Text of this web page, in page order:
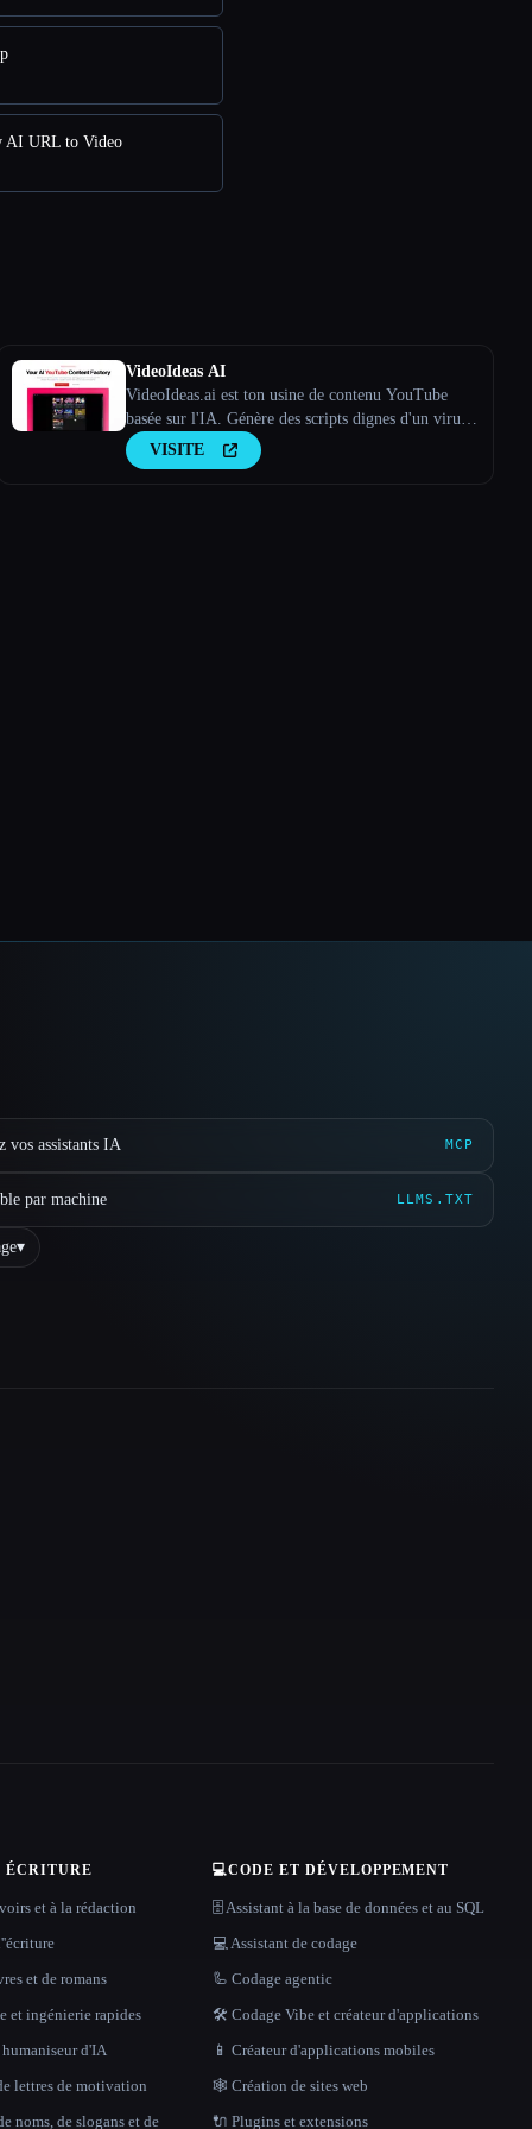
AI URL to Video
VideoIdeas AI
VideoIdeas.ai est ton usine de contenu YouTube
basée sur l'IA. Génère des scripts dignes d'un virus,
de nouvelles idées de vidéos et du contenu captivant
en quelques minutes.
VISITE
vos assistants IA MCP
par machine LLMS.TXT
▾
ÉCRITURE
et à la rédaction
et de romans
et ingénierie rapides
d'IA
lettres de motivation
noms, de slogans et de
💻CODE ET DÉVELOPPEMENT
🗄️ Assistant à la base de données et au SQL
💻 Assistant de codage
🦾 Codage agentic
🛠️ Codage Vibe et créateur d'applications
📱 Créateur d'applications mobiles
🕸 Création de sites web
🔌 Plugins et extensions